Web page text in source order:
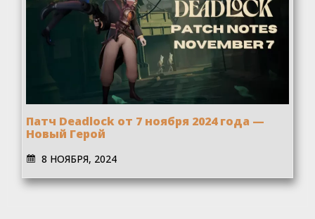
Патч Deadlock от 7 ноября 2024 года —
Новый Герой
8 НОЯБРЯ, 2024